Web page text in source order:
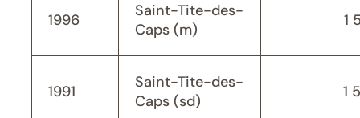
1996
Saint-Tite-des-
Caps (m)
1
1991
Saint-Tite-des-
Caps (sd)
1